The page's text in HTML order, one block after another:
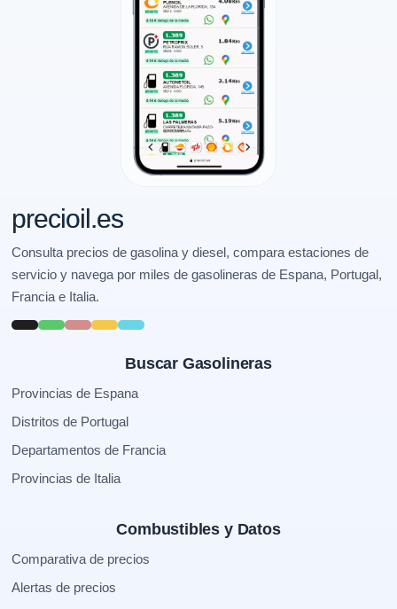
precioil.es
Consulta precios de gasolina y diesel, compara estaciones de
servicio y navega por miles de gasolineras de Espana, Portugal,
Francia e Italia.
Buscar Gasolineras
Provincias de Espana
Distritos de Portugal
Departamentos de Francia
Provincias de Italia
Combustibles y Datos
Comparativa de precios
Alertas de precios